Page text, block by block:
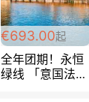
€693.00起
全年团期！永恒
绿线 「意国法